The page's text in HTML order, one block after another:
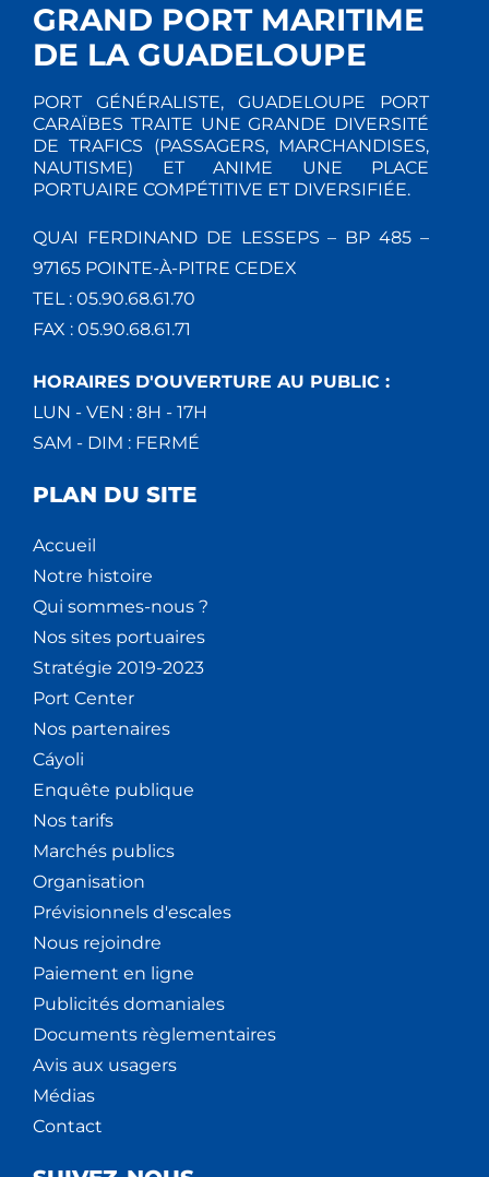
GRAND PORT MARITIME
DE LA GUADELOUPE
PORT GÉNÉRALISTE, GUADELOUPE PORT
CARAÏBES TRAITE UNE GRANDE DIVERSITÉ
DE TRAFICS (PASSAGERS, MARCHANDISES,
NAUTISME) ET ANIME UNE PLACE
PORTUAIRE COMPÉTITIVE ET DIVERSIFIÉE.
QUAI FERDINAND DE LESSEPS – BP 485 –
97165 POINTE-À-PITRE CEDEX
TEL : 05.90.68.61.70
FAX : 05.90.68.61.71
HORAIRES D'OUVERTURE AU PUBLIC :
LUN - VEN : 8H - 17H
SAM - DIM : FERMÉ
PLAN DU SITE
Accueil
Notre histoire
Qui sommes-nous ?
Nos sites portuaires
Stratégie 2019-2023
Port Center
Nos partenaires
Cáyoli
Enquête publique
Nos tarifs
Marchés publics
Organisation
Prévisionnels d'escales
Nous rejoindre
Paiement en ligne
Publicités domaniales
Documents règlementaires
Avis aux usagers
Médias
Contact